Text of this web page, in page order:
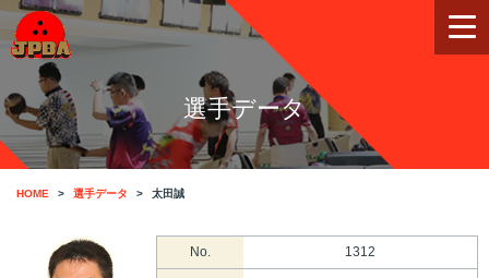
選手データ
HOME 選手データ 太田誠
No. 1312